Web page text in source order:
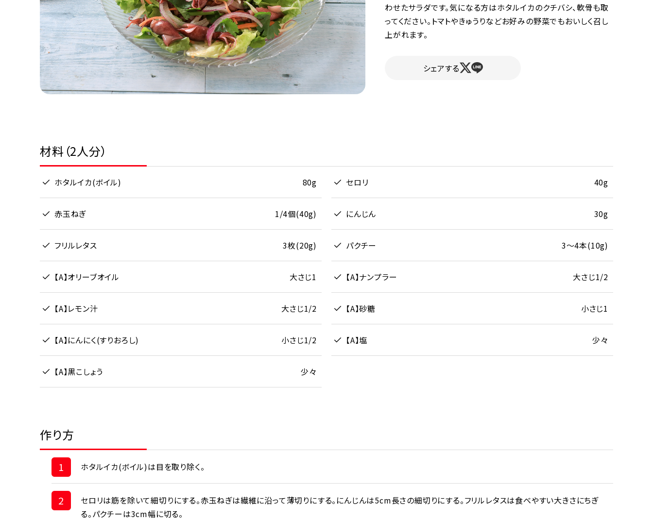
わせたサラダです。気になる方はホタルイカのクチバシ、軟骨も取
ってください。トマトやきゅうりなどお好みの野菜でもおいしく召し
上がれます。
シェアする
材料（2人分）
ホタルイカ(ボイル) 80g セロリ 40g
赤玉ねぎ 1/4個(40g) にんじん 30g
フリルレタス 3枚(20g) パクチー 3～4本(10g)
【A】オリーブオイル 大さじ1 【A】ナンプラー 大さじ1/2
【A】レモン汁 大さじ1/2 【A】砂糖 小さじ1
【A】にんにく(すりおろし) 小さじ1/2 【A】塩 少々
【A】黒こしょう 少々
作り方
1 ホタルイカ(ボイル)は目を取り除く。
2
セロリは筋を除いて細切りにする。赤玉ねぎは繊維に沿って薄切りにする。にんじんは5cm長さの細切りにする。フリルレタスは食べやすい大きさにちぎ
る。パクチーは3cm幅に切る。